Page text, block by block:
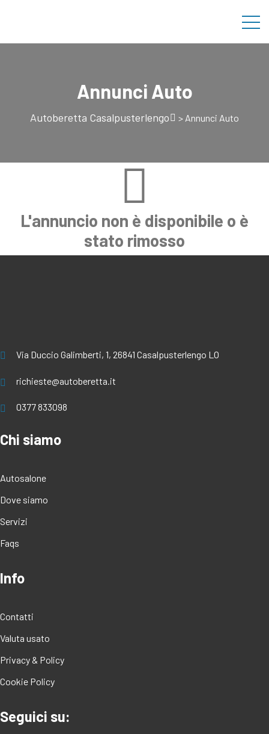
Annunci Auto
Autoberetta Casalpusterlengo > Annunci Auto
L'annuncio non è disponibile o è
stato rimosso
Via Duccio Galimberti, 1, 26841 Casalpusterlengo LO
richieste@autoberetta.it
0377 833098
Chi siamo
Autosalone
Dove siamo
Servizi
Faqs
Info
Contatti
Valuta usato
Privacy & Policy
Cookie Policy
Seguici su: